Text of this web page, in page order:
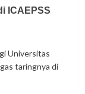
ICAEPSS
Universitas
taringnya di